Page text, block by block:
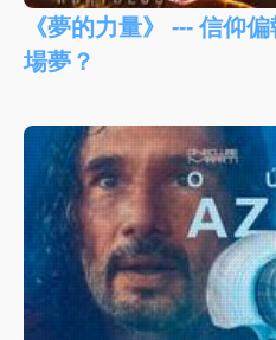
《夢的力量》 --- 信仰
場夢？